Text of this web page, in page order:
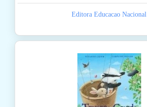
Editora Educacao Nacional